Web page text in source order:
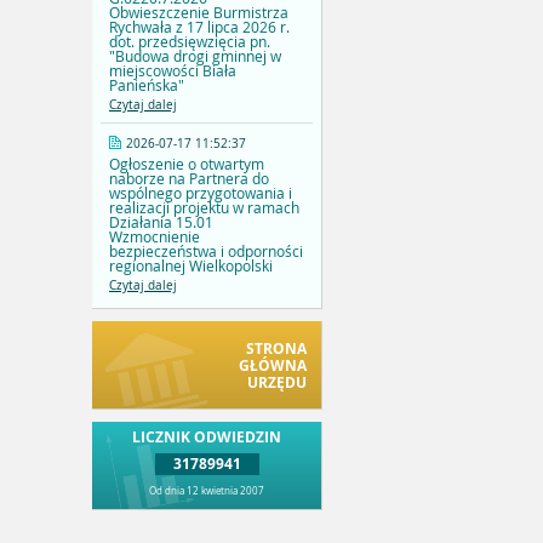
Obwieszczenie Burmistrza
Rychwała z 17 lipca 2026 r.
dot. przedsięwzięcia pn.
"Budowa drogi gminnej w
miejscowości Biała
Panieńska"
Czytaj dalej
2026-07-17 11:52:37
Ogłoszenie o otwartym
naborze na Partnera do
wspólnego przygotowania i
realizacji projektu w ramach
Działania 15.01
Wzmocnienie
bezpieczeństwa i odporności
regionalnej Wielkopolski
Czytaj dalej
STRONA
GŁÓWNA
URZĘDU
LICZNIK ODWIEDZIN
31789941
Od dnia 12 kwietnia 2007